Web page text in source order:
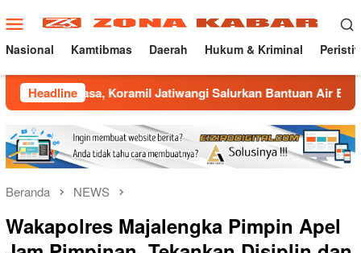
ke
konten
Menu
Mobile
Nasional Kamtibmas Daerah Hukum & Kriminal
Headline
Koramil Jatiwangi Salurkan Bantuan Air Bersih untuk
Beranda NEWS
Wakapolres Majalengka Pimpin Apel